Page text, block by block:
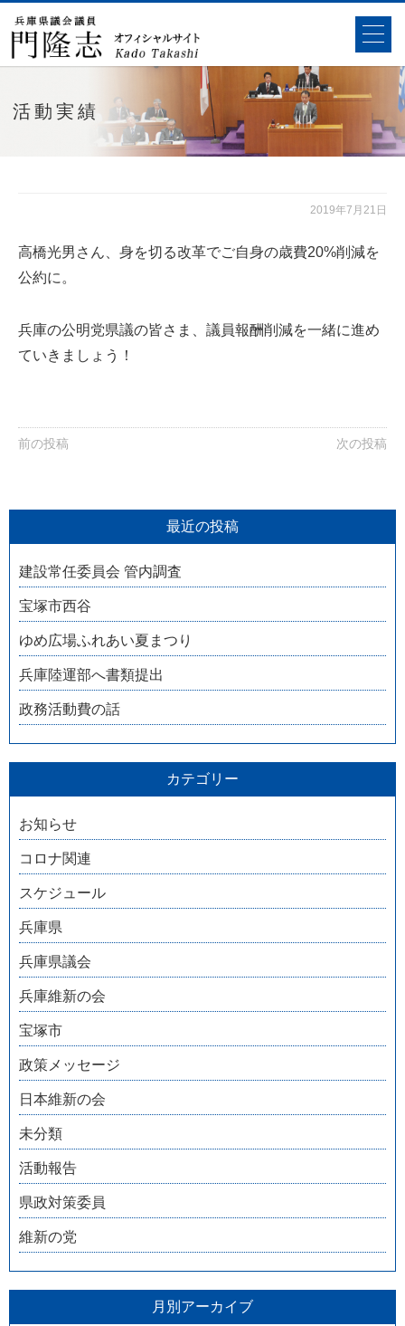
活動実績
2019年7月21日
高橋光男さん、身を切る改革でご自身の歳費20%削減を
公約に。
兵庫の公明党県議の皆さま、議員報酬削減を一緒に進め
ていきましょう！
前の投稿 次の投稿
最近の投稿
建設常任委員会 管内調査
宝塚市西谷
ゆめ広場ふれあい夏まつり
兵庫陸運部へ書類提出
政務活動費の話
カテゴリー
お知らせ
コロナ関連
スケジュール
兵庫県
兵庫県議会
兵庫維新の会
宝塚市
政策メッセージ
日本維新の会
未分類
活動報告
県政対策委員
維新の党
月別アーカイブ